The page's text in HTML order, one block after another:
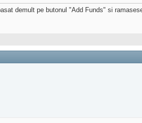
demult pe butonul "Add Funds" si